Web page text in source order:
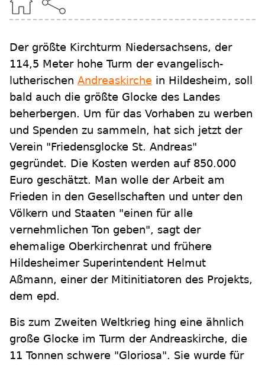
Der größte Kirchturm Niedersachsens, der
114,5 Meter hohe Turm der evangelisch-
lutherischen Andreaskirche in Hildesheim, soll
bald auch die größte Glocke des Landes
beherbergen. Um für das Vorhaben zu werben
und Spenden zu sammeln, hat sich jetzt der
Verein "Friedensglocke St. Andreas"
gegründet. Die Kosten werden auf 850.000
Euro geschätzt. Man wolle der Arbeit am
Frieden in den Gesellschaften und unter den
Völkern und Staaten "einen für alle
vernehmlichen Ton geben", sagt der
ehemalige Oberkirchenrat und frühere
Hildesheimer Superintendent Helmut
Aßmann, einer der Mitinitiatoren des Projekts,
dem epd.
Bis zum Zweiten Weltkrieg hing eine ähnlich
große Glocke im Turm der Andreaskirche, die
11 Tonnen schwere "Gloriosa". Sie wurde für